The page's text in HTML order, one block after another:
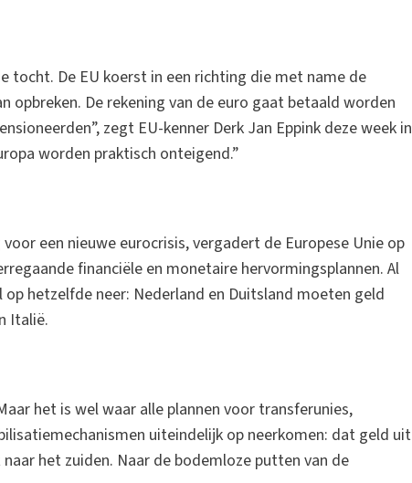
tocht. De EU koerst in een richting die met name de
opbreken. De rekening van de euro gaat betaald worden
zegt EU-kenner Derk Jan Eppink deze week in
worden praktisch onteigend.”
een nieuwe eurocrisis, vergadert de Europese Unie op
financiële en monetaire hervormingsplannen. Al
hetzelfde neer: Nederland en Duitsland moeten geld
Italië.
het is wel waar alle plannen voor transferunies,
uiteindelijk op neerkomen: dat geld uit
het zuiden. Naar de bodemloze putten van de